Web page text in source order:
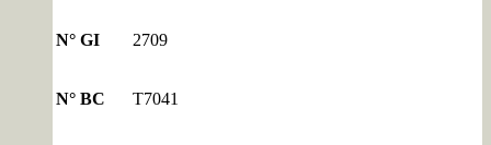
N° GI 2709
N° BC T7041